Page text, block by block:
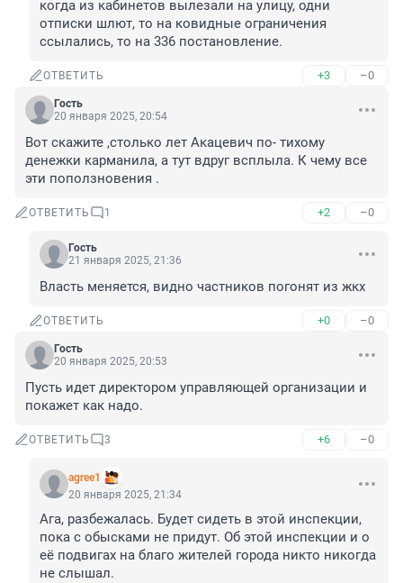
когда из кабинетов вылезали на улицу, одни
отписки шлют, то на ковидные ограничения
ссылались, то на 336 постановление.
ОТВЕТИТЬ +3 –0
Гость
20 января 2025, 20:54
Вот скажите ,столько лет Акацевич по- тихому
денежки карманила, а тут вдруг всплыла. К чему все
эти поползновения .
ОТВЕТИТЬ 1 +2 –0
Гость
21 января 2025, 21:36
Власть меняется, видно частников погонят из жкх
ОТВЕТИТЬ +0 –0
Гость
20 января 2025, 20:53
Пусть идет директором управляющей организации и
покажет как надо.
ОТВЕТИТЬ 3 +6 –0
agree1
20 января 2025, 21:34
Ага, разбежалась. Будет сидеть в этой инспекции,
пока с обысками не придут. Об этой инспекции и о
её подвигах на благо жителей города никто никогда
не слышал.